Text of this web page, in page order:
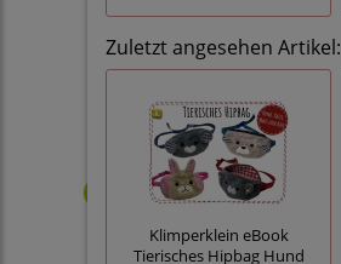
Zuletzt angesehen Artikel:
Klimperklein eBook
Tierisches Hipbag Hund